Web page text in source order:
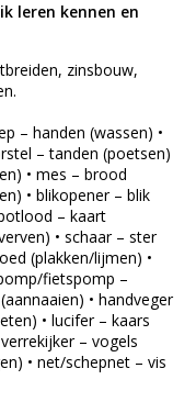
leren kennen en
zinsbouw,
– handen (wassen) •
– tanden (poetsen)
• mes – brood
• blikopener – blik
– kaart
• schaar – ster
(plakken/lijmen) •
fietspomp –
• handveger
• lucifer – kaars
– vogels
• net/schepnet – vis